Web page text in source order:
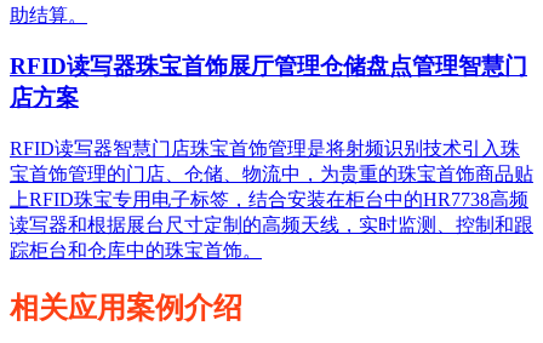
助结算。
RFID读写器珠宝首饰展厅管理仓储盘点管理智慧门
店方案
RFID读写器智慧门店珠宝首饰管理是将射频识别技术引入珠
宝首饰管理的门店、仓储、物流中，为贵重的珠宝首饰商品贴
上RFID珠宝专用电子标签，结合安装在柜台中的HR7738高频
读写器和根据展台尺寸定制的高频天线，实时监测、控制和跟
踪柜台和仓库中的珠宝首饰。
相关应用案例介绍